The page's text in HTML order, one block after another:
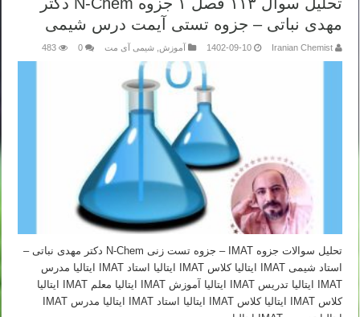
مهدی نباتی – جزوه تستی آیمت درس شیمی
Iranian Chemist
1402-09-10 آموزش شیمی آی مت 0
483
تحلیل سوالات جزوه IMAT – جزوه تست زنی N-Chem دکتر مهدی نباتی –
استاد شیمی IMAT ایتالیا کلاس IMAT ایتالیا استاد IMAT ایتالیا مدرس
IMAT ایتالیا تدریس IMAT ایتالیا آموزش IMAT ایتالیا معلم IMAT ایتالیا
کلاس IMAT ایتالیا کلاس IMAT ایتالیا استاد IMAT ایتالیا مدرس IMAT